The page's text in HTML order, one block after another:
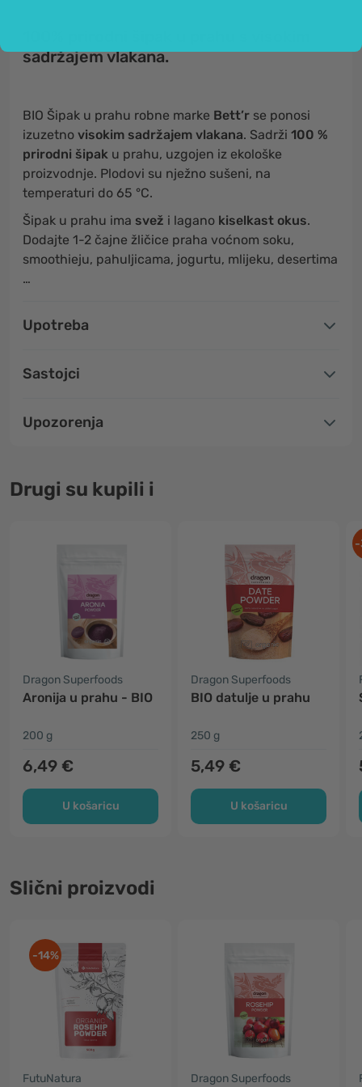
sadržajem vlakana.
BIO Šipak u prahu robne marke Bett’r se ponosi
izuzetno visokim sadržajem vlakana. Sadrži 100 %
prirodni šipak u prahu, uzgojen iz ekološke
proizvodnje. Plodovi su nježno sušeni, na
temperaturi do 65 °C.
Šipak u prahu ima svež i lagano kiselkast okus.
Dodajte 1-2 čajne žličice praha voćnom soku,
smoothieju, pahuljicama, jogurtu, mlijeku, desertima
…
Upotreba
Sastojci
Upozorenja
Drugi su kupili i
Dragon Superfoods
Aronija u prahu - BIO
200 g
6,49 €
U košaricu
Dragon Superfoods
BIO datulje u prahu
250 g
5,49 €
U košaricu
-
Slični proizvodi
-14%
FutuNatura Dragon Superfoods